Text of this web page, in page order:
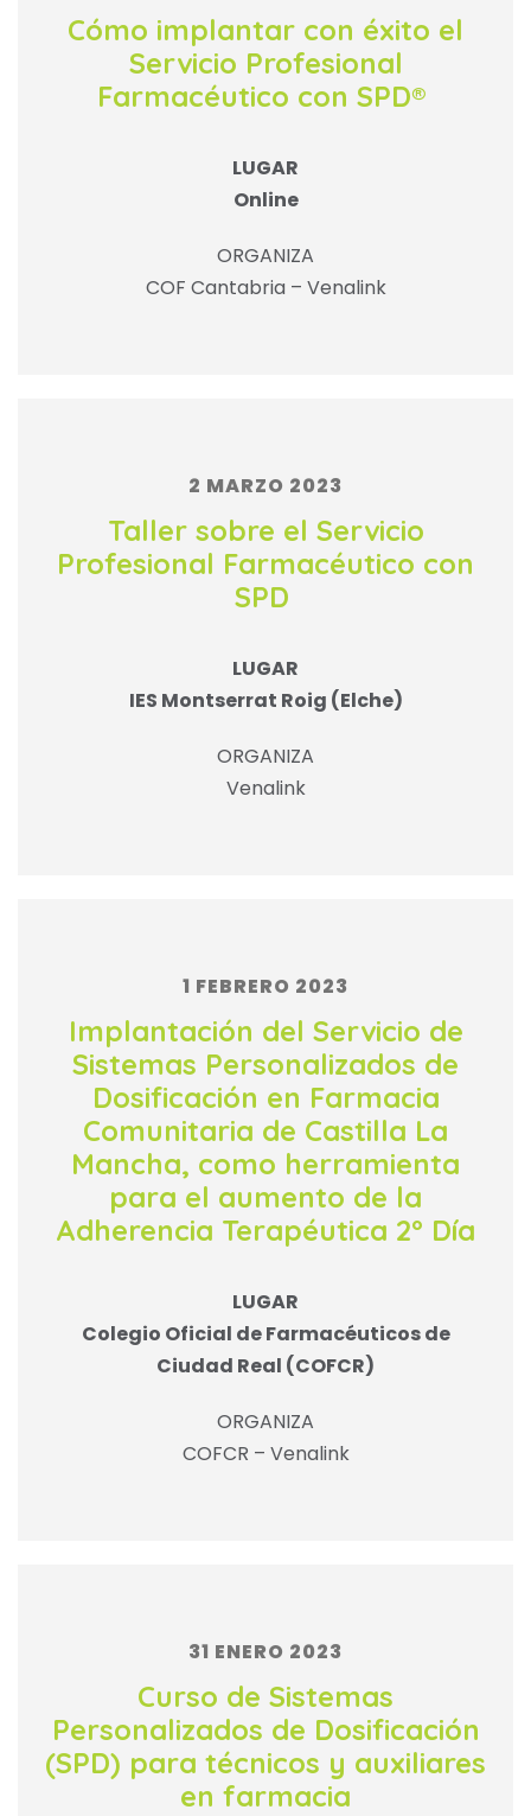
Cómo implantar con éxito el
Servicio Profesional
Farmacéutico con SPD®
LUGAR
Online
ORGANIZA
COF Cantabria – Venalink
2 MARZO 2023
Taller sobre el Servicio
Profesional Farmacéutico con
SPD
LUGAR
IES Montserrat Roig (Elche)
ORGANIZA
Venalink
1 FEBRERO 2023
Implantación del Servicio de
Sistemas Personalizados de
Dosificación en Farmacia
Comunitaria de Castilla La
Mancha, como herramienta
para el aumento de la
Adherencia Terapéutica 2º Día
LUGAR
Colegio Oficial de Farmacéuticos de
Ciudad Real (COFCR)
ORGANIZA
COFCR – Venalink
31 ENERO 2023
Curso de Sistemas
Personalizados de Dosificación
(SPD) para técnicos y auxiliares
en farmacia